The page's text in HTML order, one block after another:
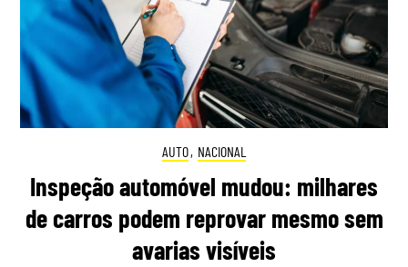
AUTO, NACIONAL
Inspeção automóvel mudou: milhares
de carros podem reprovar mesmo sem
avarias visíveis